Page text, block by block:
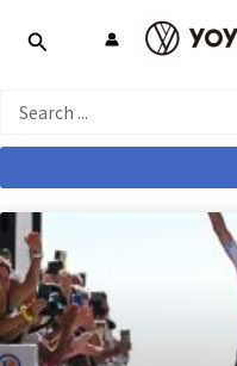
Search